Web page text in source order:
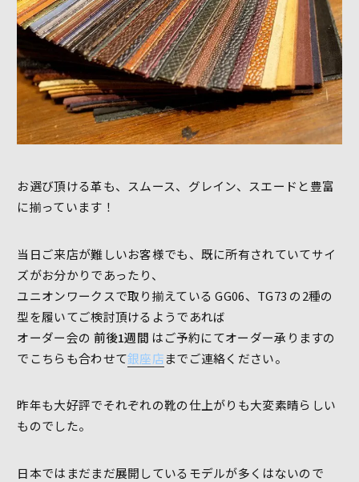
お選び頂ける革も、スムース、グレイン、スエードと豊富
に揃っています！
当日ご来店が難しいお客様でも、既に所有されていてサイ
ズがお分かりであったり、
ユニオンワークスで取り揃えている GG06、TG73 の2種の
型を履いてご検討頂けるようであれば
オーダー会の 前後1週間 はご予約にてオーダー承りますの
でこちらも合わせて銀座店までご連絡ください。
昨年も大好評でそれぞれの靴の仕上がりも大変素晴らしい
ものでした。
日本ではまだまだ展開しているモデルが多くはないので